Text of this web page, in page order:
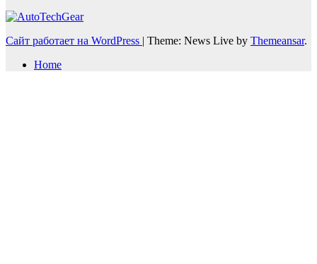
Сайт работает на WordPress | Theme: News Live by Themeansar.
Home